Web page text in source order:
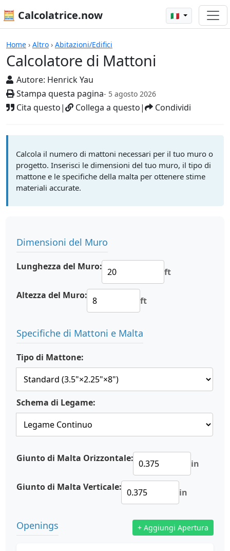
🧮 Calcolatrice.now 🇮🇹
Home › Altro › Abitazioni/Edifici
Calcolatore di Mattoni
Autore: Henrick Yau
Stampa questa pagina- 5 agosto 2026
Cita questo| Collega a questo| Condividi
Calcolatrici
Calcola il numero di mattoni necessari per il tuo muro o
progetto. Inserisci le dimensioni del tuo muro, il tipo di
mattone e le specifiche della malta per ottenere stime
materiali accurate.
Dimensioni del Muro
Lunghezza del Muro: ft
Altezza del Muro: ft
Specifiche di Mattoni e Malta
Tipo di Mattone:
Schema di Legame:
Giunto di Malta Orizzontale: in
Giunto di Malta Verticale: in
Openings + Aggiungi Apertura